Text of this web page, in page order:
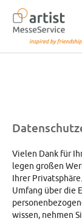
Vielen Dank für
legen großen
Ihrer
Umfang über die
wissen, nehmen